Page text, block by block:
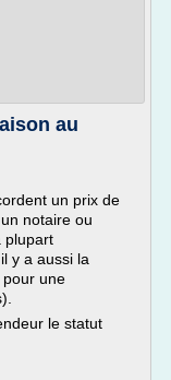
au
un prix de
notaire ou
plupart
y a aussi la
pour une
le statut